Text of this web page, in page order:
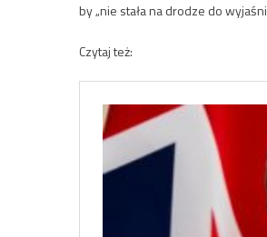
by „nie stała na drodze do
Czytaj też: